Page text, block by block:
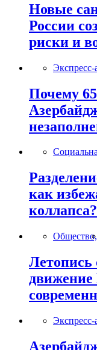
Новые
России
риски и
Экспресс-
Почему
как
коллапса?
Общество,
Летопись
Экспресс-